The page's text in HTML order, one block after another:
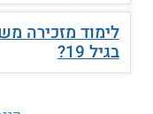
לימוד מזכירה
בגיל 19?